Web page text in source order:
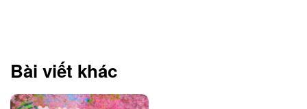
Bài viết khác